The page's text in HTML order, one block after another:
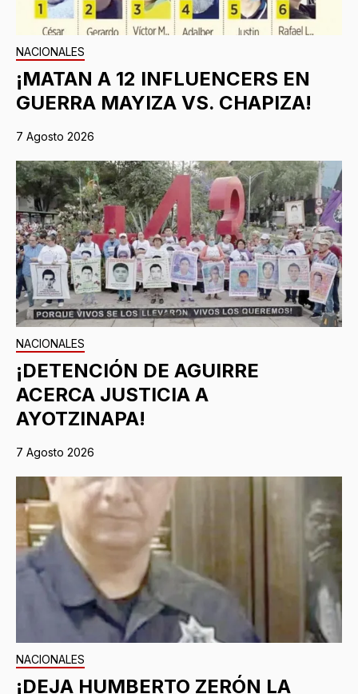
NACIONALES
¡MATAN A 12 INFLUENCERS EN
GUERRA MAYIZA VS. CHAPIZA!
7 Agosto 2026
NACIONALES
¡DETENCIÓN DE AGUIRRE
ACERCA JUSTICIA A
AYOTZINAPA!
7 Agosto 2026
NACIONALES
¡DEJA HUMBERTO ZERÓN LA